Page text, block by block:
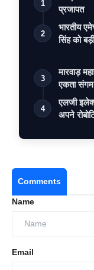
1
प्रजापत
2
भारतीय
सिंह को
3
मारवाड़
एकता
4
एलजी
अपने
Comments
Name
Email